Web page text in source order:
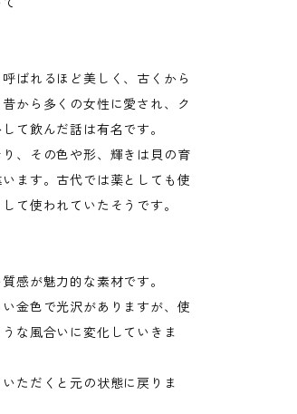
ばれるほど美しく、古くから
から多くの女性に愛され、ク
て飲んだ話は有名です。
、その色や形、輝きは貝の育
ます。古代では薬としても使
て使われていたそうです。
感が魅力的な素材です。
金色で光沢がありますが、使
な風合いに変化していきま
ただくと元の状態に戻りま